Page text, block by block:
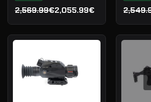
2,569.99€
Den oprindelige pris var:
2,055.99€
Den aktuelle pris er: 2,055.99€.
Den
Den